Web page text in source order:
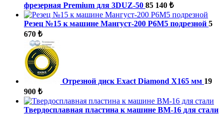
фрезерная Premium для 3DUZ-50 85 140 ₺
Резец №15 к машине Мангуст-200 Р6М5 подрезной 5
670 ₺
Отрезной диск Exact Diamond X165 мм 19
900 ₺
Твердосплавная пластина к машине ВМ-16 для стали